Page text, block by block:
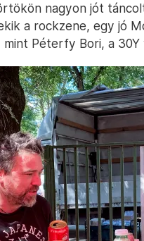
nagyon jót
a rockzene, egy jó
Péterfy Bori, a 30Y